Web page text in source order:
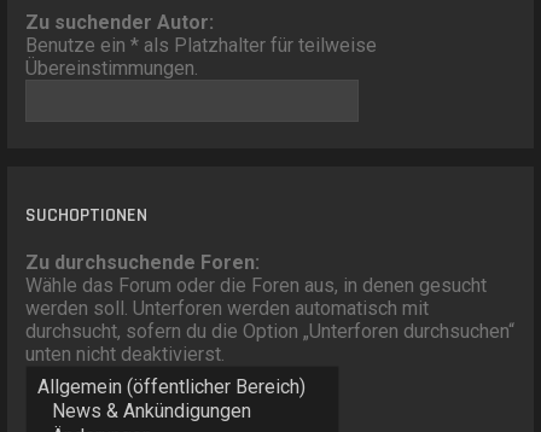
Zu suchender Autor:
Benutze ein * als Platzhalter für teilweise
Übereinstimmungen.
SUCHOPTIONEN
Zu durchsuchende Foren:
Wähle das Forum oder die Foren aus, in denen gesucht
werden soll. Unterforen werden automatisch mit
durchsucht, sofern du die Option „Unterforen durchsuchen“
unten nicht deaktivierst.